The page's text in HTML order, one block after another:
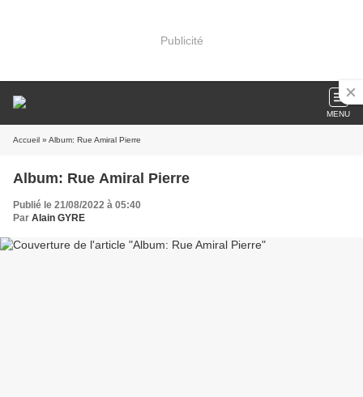
Publicité
MENU
Accueil » Album: Rue Amiral Pierre
Album: Rue Amiral Pierre
Publié le 21/08/2022 à 05:40
Par Alain GYRE